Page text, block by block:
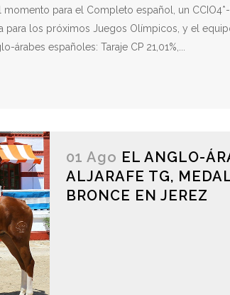
para el Completo español, un
para los próximos Juegos Olímpicos, y el
españoles: Taraje CP 21,01%,...
01 Ago EL ANGLO-
ALJARAFE TG,
BRONCE EN JEREZ